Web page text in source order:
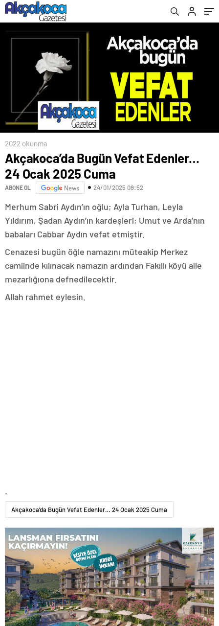
2022 okunma
Akçakoca’da Bugün Vefat Edenler…
24 Ocak 2025 Cuma
ABONE OL News 24/01/2025 09:52
Merhum Sabri Aydın’ın oğlu; Ayla Turhan, Leyla
Yıldırım, Şadan Aydın’ın kardeşleri; Umut ve Arda’nın
babaları Cabbar Aydın vefat etmiştir.
Cenazesi bugün öğle namazını müteakip Merkez
camiinde kılınacak namazın ardından Fakıllı köyü aile
mezarlığıona defnedilecektir.
Allah rahmet eylesin.
Akçakoca’da Bugün Vefat Edenler… 24 Ocak 2025 Cuma